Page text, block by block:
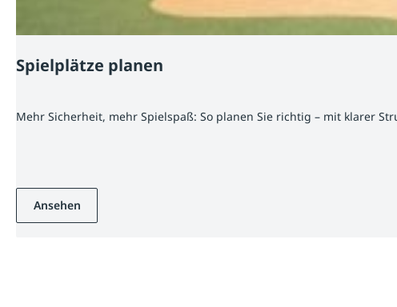
Spielplätze planen
Mehr Sicherheit, mehr Spielspaß: So planen Sie richtig – mit klarer
Ansehen